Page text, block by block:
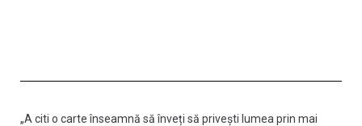
„A citi o carte înseamnă să înveți să privești lumea prin mai